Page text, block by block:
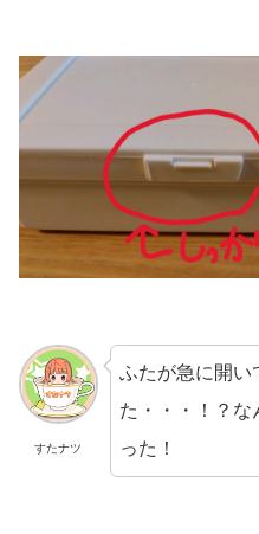
すたナツ
ふたが急に開い
た・・・！？な
った！